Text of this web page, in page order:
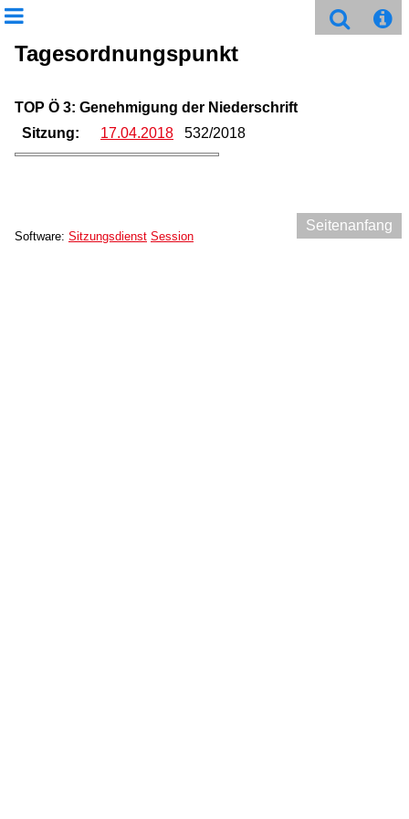
Tagesordnungspunkt
TOP Ö 3: Genehmigung der Niederschrift
Sitzung:
17.04.2018 532/2018
Seitenanfang
Software: Sitzungsdienst Session